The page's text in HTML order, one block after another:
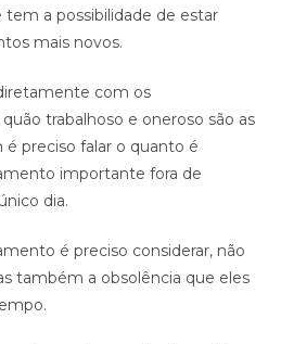
a possibilidade de estar
mais novos.
com os
trabalhoso e oneroso são as
preciso falar o quanto é
importante fora de
dia.
é preciso considerar, não
também a obsolência que eles